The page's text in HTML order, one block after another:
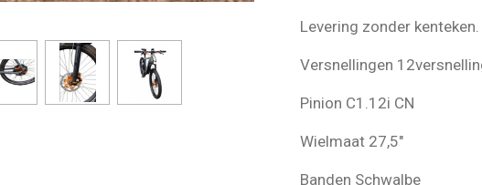
Levering zonder kenteken.
Versnellingen
Pinion C1.12i CN
Wielmaat 27,5"
Banden Schwalbe